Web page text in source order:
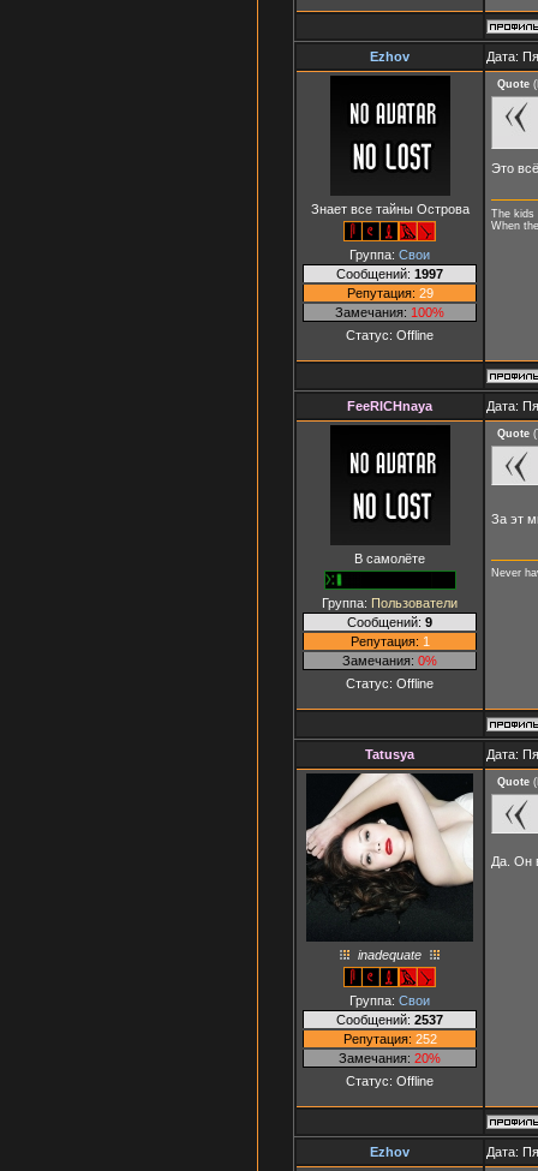
Ezhov Дата:
Знает все тайны Острова
Группа: Свои
Сообщений: 1997
Репутация: 29
Замечания: 100%
Статус: Offline
Quote (
Это
The kids
When
FeeRICHnaya Дата:
В самолёте
Группа: Пользователи
Сообщений: 9
Репутация: 1
Замечания: 0%
Статус: Offline
Quote (
За эт
Never
Tatusya Дата:
inadequate
Группа: Свои
Сообщений: 2537
Репутация: 252
Замечания: 20%
Статус: Offline
Quote (
Да. Он
Ezhov Дата: